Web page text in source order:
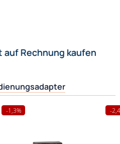
verfügbar:
Funktion ist abhängig vom